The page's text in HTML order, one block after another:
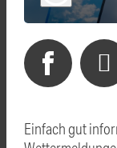
Einfach gut